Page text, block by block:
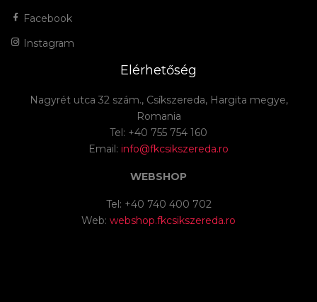
Facebook
Instagram
Elérhetőség
Nagyrét utca 32 szám., Csíkszereda, Hargita megye,
Romania
Tel: +40 755 754 160
Email: info@fkcsikszereda.ro
WEBSHOP
Tel: +40 740 400 702
Web: webshop.fkcsikszereda.ro